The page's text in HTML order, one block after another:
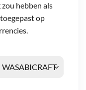
hebben als
op